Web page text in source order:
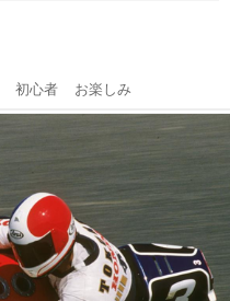
初心者 お楽しみ